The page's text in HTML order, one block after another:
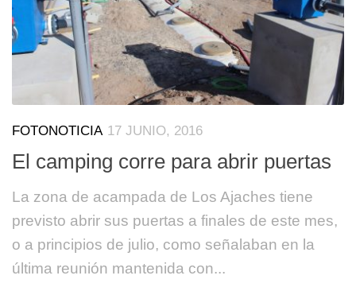
FOTONOTICIA 17 JUNIO, 2016
El camping corre para abrir puertas
La zona de acampada de Los Ajaches tiene
previsto abrir sus puertas a finales de este mes,
o a principios de julio, como señalaban en la
última reunión mantenida con...